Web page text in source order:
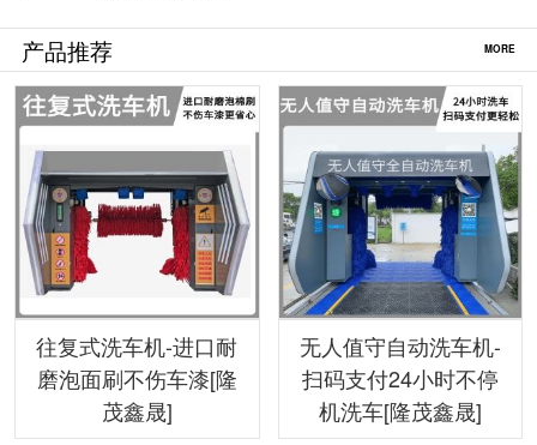
产品推荐 MORE
往复式洗车机-进口耐
磨泡面刷不伤车漆[隆
茂鑫晟]
无人值守自动洗车机-
扫码支付24小时不停
机洗车[隆茂鑫晟]